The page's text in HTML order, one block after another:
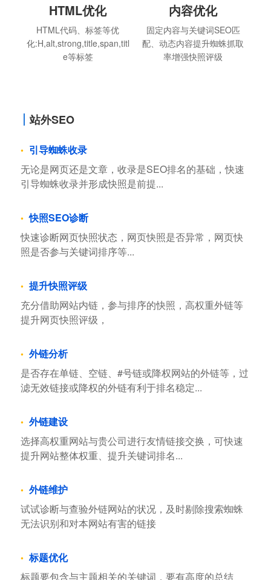
HTML优化
HTML代码、标签等优
化:H,alt,strong,title,span,titl
e等标签
内容优化
固定内容与关键词SEO匹
配、动态内容提升蜘蛛抓取
率增强快照评级
站外SEO
引导蜘蛛收录
无论是网页还是文章，收录是SEO排名的基础，快速
引导蜘蛛收录并形成快照是前提...
快照SEO诊断
快速诊断网页快照状态，网页快照是否异常，网页快
照是否参与关键词排序等...
提升快照评级
充分借助网站内链，参与排序的快照，高权重外链等
提升网页快照评级，
外链分析
是否存在单链、空链、#号链或降权网站的外链等，过
滤无效链接或降权的外链有利于排名稳定...
外链建设
选择高权重网站与贵公司进行友情链接交换，可快速
提升网站整体权重、提升关键词排名...
外链维护
试试诊断与查验外链网站的状况，及时剔除搜索蜘蛛
无法识别和对本网站有害的链接
标题优化
标题要包含与主题相关的关键词，要有高度的总结